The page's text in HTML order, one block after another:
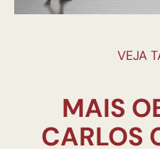
VEJA
MAIS